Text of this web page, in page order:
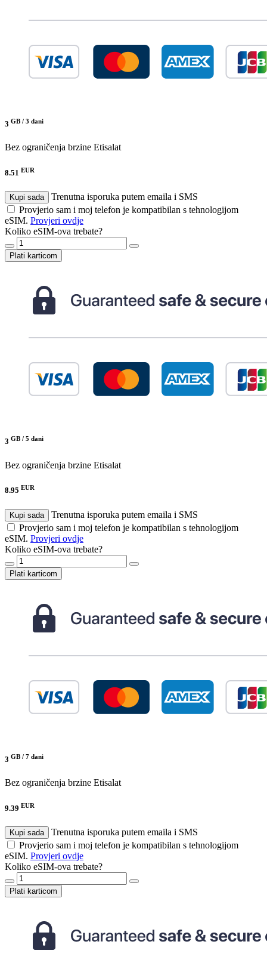
3 GB / 3 dani
Bez ograničenja brzine Etisalat
8.51 EUR
Kupi sada
Trenutna isporuka putem emaila i SMS
Provjerio sam i moj telefon je kompatibilan s tehnologijom
eSIM. Provjeri ovdje
Koliko eSIM-ova trebate?
Plati karticom
3 GB / 5 dani
Bez ograničenja brzine Etisalat
8.95 EUR
Kupi sada
Trenutna isporuka putem emaila i SMS
Provjerio sam i moj telefon je kompatibilan s tehnologijom
eSIM. Provjeri ovdje
Koliko eSIM-ova trebate?
Plati karticom
3 GB / 7 dani
Bez ograničenja brzine Etisalat
9.39 EUR
Kupi sada
Trenutna isporuka putem emaila i SMS
Provjerio sam i moj telefon je kompatibilan s tehnologijom
eSIM. Provjeri ovdje
Koliko eSIM-ova trebate?
Plati karticom